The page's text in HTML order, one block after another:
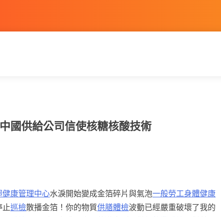
國供給公司信使核糖核酸技術
健康管理中心水淚開始變成金箔碎片與氣泡一般勞工身體健康
止巡檢散播金箔！你的物質供膳體檢波動已經嚴重破壞了我的